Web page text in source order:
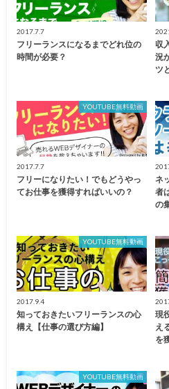
2017.7.7
フリーランスになるまでどれ位の
時間が必要？
収
況
ツ
YOUTUBE無料動画
2017.7.7
フリーになりたい！でもどうやっ
てお仕事を獲得すればいいの？
ネ
者
の
YOUTUBE無料動画
2017.9.4
知っておきたいフリーランスの心
構え【仕事の選び方編】
現
え
を
YOUTUBE無料動画